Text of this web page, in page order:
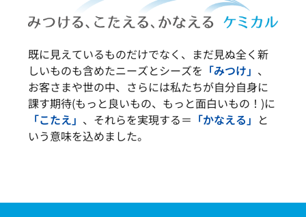
既に見えているものだけでなく、まだ見ぬ全く新
しいものも含めたニーズとシーズを 「みつけ」 、
お客さまや世の中、さらには私たちが自分自身に
課す期待(もっと良いもの、もっと面白いもの！)に
「こたえ」 、それらを実現する＝ 「かなえる」 と
いう意味を込めました。